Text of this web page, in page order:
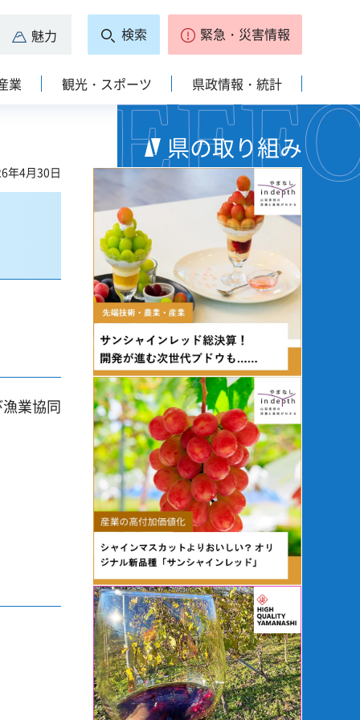
魅力 検索 緊急・災害情報
業 観光・スポーツ 県政情報・統計
年4月30日
業協同
県の取り組み